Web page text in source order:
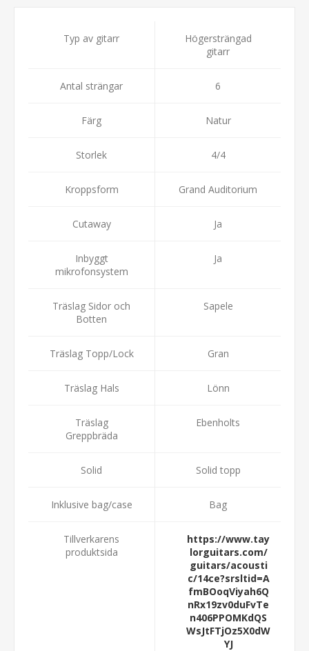
Typ av gitarr
Högersträngad
gitarr
Antal strängar 6
Färg Natur
Storlek 4/4
Kroppsform Grand Auditorium
Cutaway Ja
Inbyggt
mikrofonsystem
Ja
Träslag Sidor och
Botten
Sapele
Träslag Topp/Lock Gran
Träslag Hals Lönn
Träslag
Greppbräda
Ebenholts
Solid Solid topp
Inklusive bag/case Bag
Tillverkarens
produktsida
https://www.tay
lorguitars.com/
guitars/acousti
c/14ce?srsltid=A
fmBOoqViyah6Q
nRx19zv0duFvTe
n406PPOMKdQS
WsJtFTjOz5X0dW
YJ